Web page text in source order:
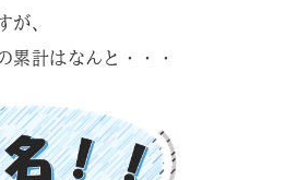
が、
累計はなんと・・・